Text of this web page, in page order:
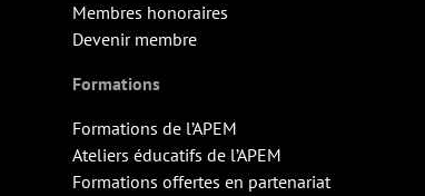
Membres honoraires
Devenir membre
Formations
Formations de l’APEM
Ateliers éducatifs de l’APEM
Formations offertes en partenariat